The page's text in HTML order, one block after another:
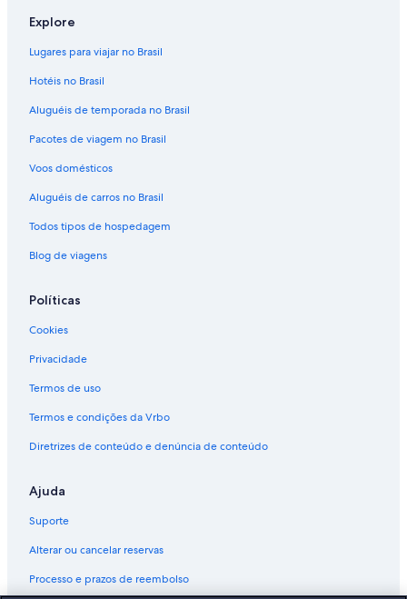
Explore
Lugares para viajar no Brasil
Hotéis no Brasil
Aluguéis de temporada no Brasil
Pacotes de viagem no Brasil
Voos domésticos
Aluguéis de carros no Brasil
Todos tipos de hospedagem
Blog de viagens
Políticas
Cookies
Privacidade
Termos de uso
Termos e condições da Vrbo
Diretrizes de conteúdo e denúncia de conteúdo
Ajuda
Suporte
Alterar ou cancelar reservas
Processo e prazos de reembolso